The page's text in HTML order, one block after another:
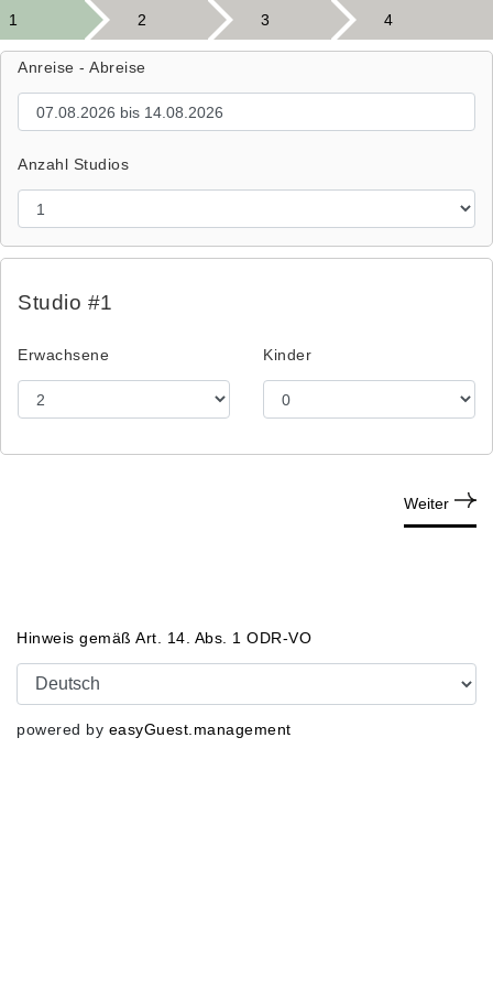
1 2 3 4
Anreise - Abreise
Anzahl Studios
Studio #1
Erwachsene Kinder
Weiter
Hinweis gemäß Art. 14. Abs. 1 ODR-VO
powered by easyGuest.management